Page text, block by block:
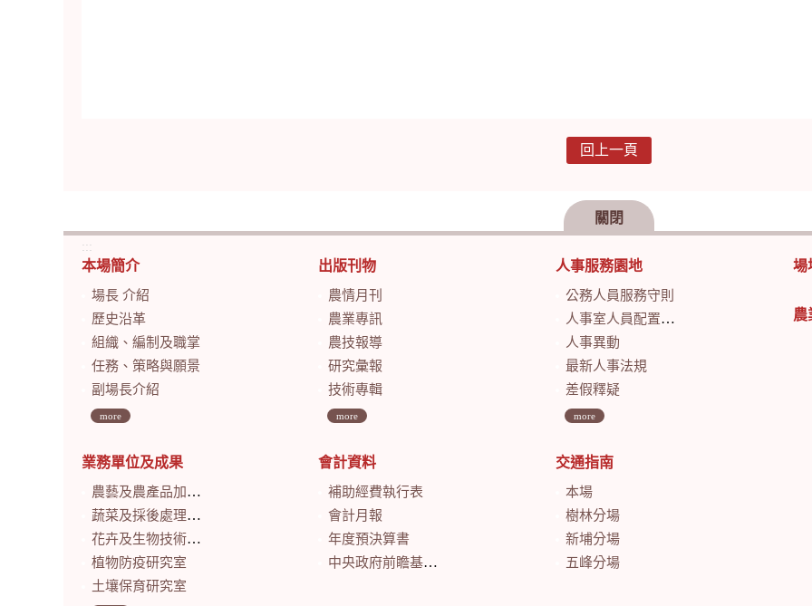
回上一頁
關閉
:::
本場簡介
場長 介紹
歷史沿革
組織、編制及職掌
任務、策略與願景
副場長介紹
more
業務單位及成果
農藝及農產品加工研究室
蔬菜及採後處理研究室
花卉及生物技術研究室
植物防疫研究室
土壤保育研究室
出版刊物
農情月刊
農業專訊
農技報導
研究彙報
技術專輯
more
會計資料
補助經費執行表
會計月報
年度預決算書
中央政府前瞻基礎建設計畫特別預算會計月報
人事服務園地
公務人員服務守則
人事室人員配置及業務職掌
人事異動
最新人事法規
差假釋疑
more
交通指南
本場
樹林分場
新埔分場
五峰分場
場
農